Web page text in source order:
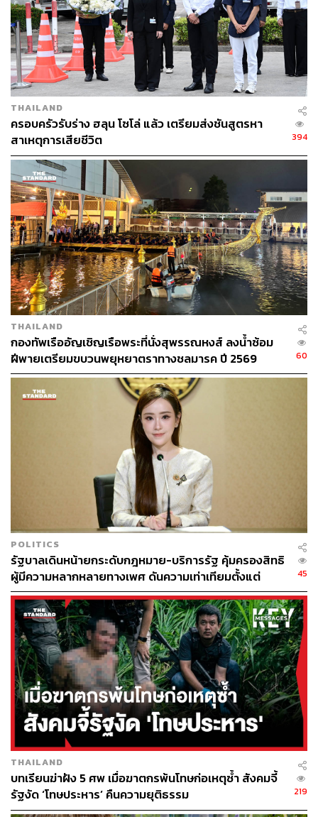
หลังจากการตรวจยึดยาเสพติดบนเรือ เจ้าหน้าที่ DSI, ป.ป.ส.
ภาค 2, กรมข่าวทหารเรือ และหน่วยงานที่เกี่ยวข้อง ได้ขยาย
ผลเข้าตรวจสอบท่าเทียบเรือ ‘ลูกยอด’ ซึ่งเป็นจุดนัดหมายบน
ฝั่ง ผลการตรวจค้นพบ รถบรรทุกหกล้อแบบตู้ทึบ ซึ่งทราบภาย
หลังว่าเป็นรถที่ใช้ในการขนส่งยาเสพติดล็อตดังกล่าว และ
รถกระบะ 4 ประตู ที่ต้องสงสัยว่าเกี่ยวข้องกับการกระ
ทำความผิด
นายกรัฐมนตรีกล่าวเน้นย้ำถึงจุดยืนที่ชัดเจนของรัฐบาลใน
การต่อต้านยาเสพติดทุกรูปแบบ โดยจะสนับสนุนการบูรณา
การข้อมูล การใช้เทคโนโลยีการสืบสวน และการทำงาน
อย่างมืออาชีพของหน่วยงานภาครัฐ เพื่อขุดรากถอนโคน
ปัญหานี้ทั้งในระดับพื้นที่และรื้อถอนทั้งเครือข่าย พร้อมกล่าว
ขอบคุณเจ้าหน้าที่ผู้ปฏิบัติงานทุกฝ่ายที่ร่วมกันทำงานอย่าง
เข้มแข็ง
TAGS: กระทรวงยุติธรรม
ยาเสพติด
กรมสอบสวนคดีพิเศษ (DSI)
ชูศักดิ์ ศิรินิล
แพทองธาร ชินวัตร
ทวี สอดส่อง
สำนักงานคณะกรรมการป้องกันและปราบปรามยาเสพ
ติด
กองทัพเรือ
สำนักนายกรัฐมนตรี
ABOUT THE AUTHOR
THE STANDARD TEAM
กองบรรณาธิการ THE STANDARD
THAILAND
ครอบครัวรับร่าง ฮลุน โซโล่ แล้ว เตรียมส่งชันสูตรหา
สาเหตุการเสียชีวิต
394
THAILAND
กองทัพเรืออัญเชิญเรือพระที่นั่งสุพรรณหงส์ ลงน้ำซ้อม
ฝีพายเตรียมขบวนพยุหยาตราทางชลมารค ปี 2569
60
POLITICS
รัฐบาลเดินหน้ายกระดับกฎหมาย-บริการรัฐ คุ้มครองสิทธิ
ผู้มีความหลากหลายทางเพศ ดันความเท่าเทียมตั้งแต่
หลักสูตรในห้องเรียนถึงที่ทำงาน
45
THAILAND
บทเรียนฆ่าฝัง 5 ศพ เมื่อฆาตกรพ้นโทษก่อเหตุซ้ำ สังคมจี้
รัฐงัด ‘โทษประหาร’ คืนความยุติธรรม
219